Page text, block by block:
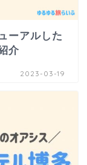
ーアルした
介
2023-03-19